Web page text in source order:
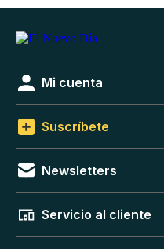
Mi cuenta
Suscríbete
Newsletters
Servicio al cliente